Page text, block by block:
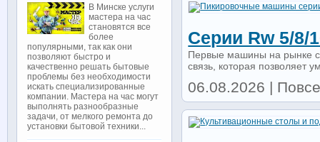
Серии Rw 5/8/
Первые машины на рынке с
связь, которая позволяет
06.08.2026 |
В Минске услуги
мастера на час
становятся все
более
популярными, так как они
позволяют быстро и
качественно решать бытовые
проблемы без необходимости
искать специализированные
компании. Мастера на час могут
выполнять разнообразные
задачи, от мелкого ремонта до
установки бытовой техники...